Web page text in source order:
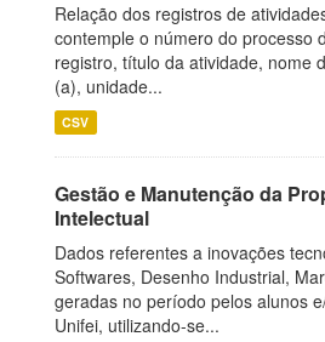
Relação dos registros de
contemple o número do processo
registro, título da atividade, nome
(a), unidade...
CSV
Gestão e Manutenção da
Intelectual
Dados referentes a inovações
Softwares, Desenho Industrial,
geradas no período pelos alunos
Unifei, utilizando-se...